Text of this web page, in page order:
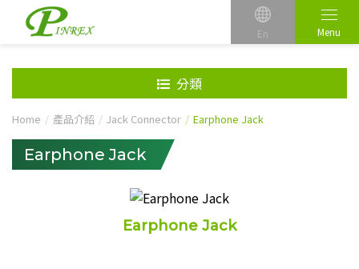
En Menu
分類
Home 產品介紹 Jack Connector Earphone Jack
Earphone Jack
Earphone Jack